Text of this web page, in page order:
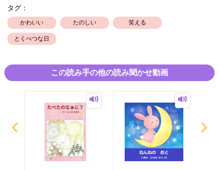
タグ：
かわいい たのしい 笑える
とくべつな日
この読み手の他の読み聞かせ動画